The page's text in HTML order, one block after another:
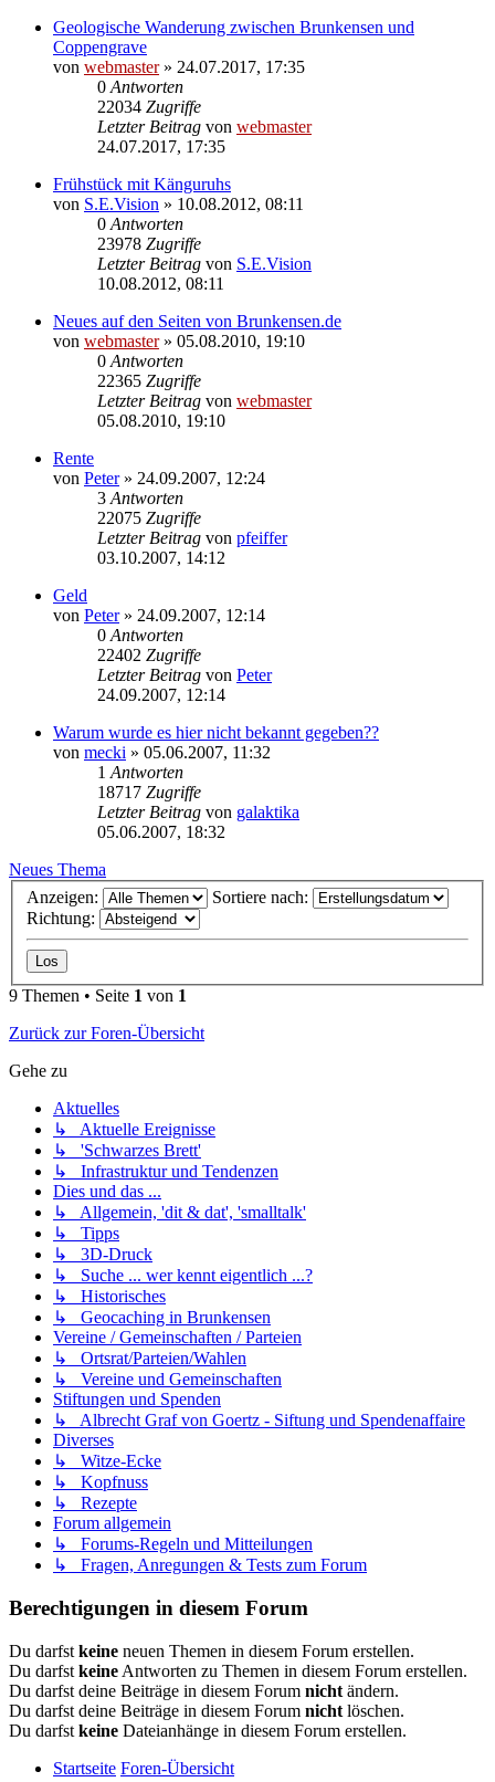
Geologische Wanderung zwischen Brunkensen und
Coppengrave
von webmaster» 24.07.2017, 17:35
0 Antworten
22034 Zugriffe
Letzter Beitrag von webmaster
24.07.2017, 17:35
Frühstück mit Känguruhs
von S.E.Vision » 10.08.2012, 08:11
0 Antworten
23978 Zugriffe
Letzter Beitrag von S.E.Vision
10.08.2012, 08:11
Neues auf den Seiten von Brunkensen.de
von webmaster» 05.08.2010, 19:10
0 Antworten
22365 Zugriffe
Letzter Beitrag von webmaster
05.08.2010, 19:10
Rente
von Peter» 24.09.2007, 12:24
3 Antworten
22075 Zugriffe
Letzter Beitrag von pfeiffer
03.10.2007, 14:12
Geld
von Peter» 24.09.2007, 12:14
0 Antworten
22402 Zugriffe
Letzter Beitrag von Peter
24.09.2007, 12:14
Warum wurde es hier nicht bekannt gegeben??
von mecki » 05.06.2007, 11:32
1 Antworten
18717 Zugriffe
Letzter Beitrag von galaktika
05.06.2007, 18:32
Neues Thema
Anzeigen:
Sortiere nach:
Richtung:
9 Themen • Seite 1 von 1
Zurück zur Foren-Übersicht
Gehe zu
Aktuelles
↳ Aktuelle Ereignisse
↳ 'Schwarzes Brett'
↳ Infrastruktur und Tendenzen
Dies und das ...
↳ Allgemein, 'dit & dat', 'smalltalk'
↳ Tipps
↳ 3D-Druck
↳ Suche ... wer kennt eigentlich ...?
↳ Historisches
↳ Geocaching in Brunkensen
Vereine / Gemeinschaften / Parteien
↳ Ortsrat/Parteien/Wahlen
↳ Vereine und Gemeinschaften
Stiftungen und Spenden
↳ Albrecht Graf von Goertz - Siftung und Spendenaffaire
Diverses
↳ Witze-Ecke
↳ Kopfnuss
↳ Rezepte
Forum allgemein
↳ Forums-Regeln und Mitteilungen
↳ Fragen, Anregungen & Tests zum Forum
Berechtigungen in diesem Forum
Du darfst keine neuen Themen in diesem Forum erstellen.
Du darfst keine Antworten zu Themen in diesem Forum erstellen.
Du darfst deine Beiträge in diesem Forum nicht ändern.
Du darfst deine Beiträge in diesem Forum nicht löschen.
Du darfst keine Dateianhänge in diesem Forum erstellen.
Startseite Foren-Übersicht